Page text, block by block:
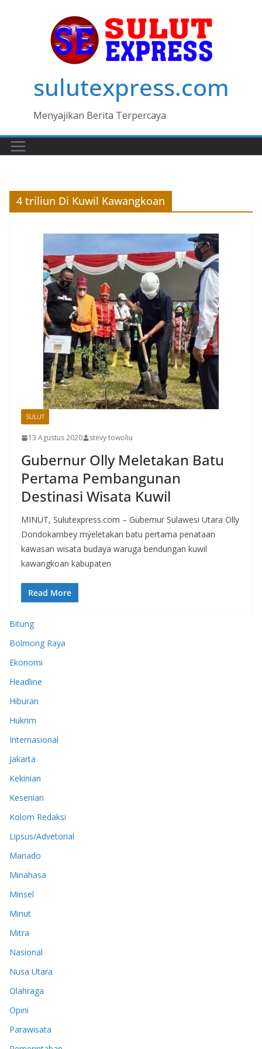
sulutexpress.com
Menyajikan Berita Terpercaya
4 triliun Di Kuwil Kawangkoan
SULUT
13 Agustus 2020 stevy towoliu
Gubernur Olly Meletakan Batu
Pertama Pembangunan
Destinasi Wisata Kuwil
MINUT, Sulutexpress.com – Gubernur Sulawesi Utara Olly
Dondokambey mýeletakan batu pertama penataan
kawasan wisata budaya waruga bendungan kuwil
kawangkoan kabupaten
Read More
Bitung
Bolmong Raya
Ekonomi
Headline
Hiburan
Hukrim
Internasional
Jakarta
Kekinian
Kesenian
Kolom Redaksi
Lipsus/Advetorial
Manado
Minahasa
Minsel
Minut
Mitra
Nasional
Nusa Utara
Olahraga
Opini
Parawisata